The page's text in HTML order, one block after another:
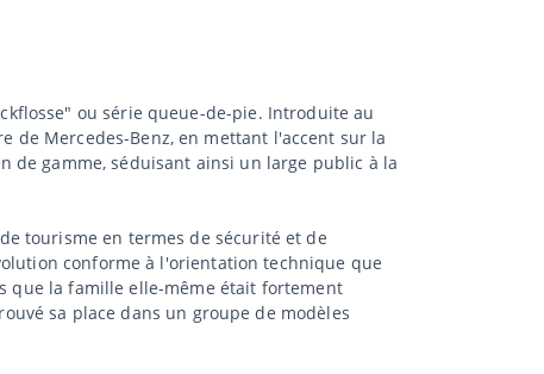
ou série queue-de-pie. Introduite au
de Mercedes-Benz, en mettant l'accent sur la
de gamme, séduisant ainsi un large public à la
tourisme en termes de sécurité et de
conforme à l'orientation technique que
que la famille elle-même était fortement
sa place dans un groupe de modèles